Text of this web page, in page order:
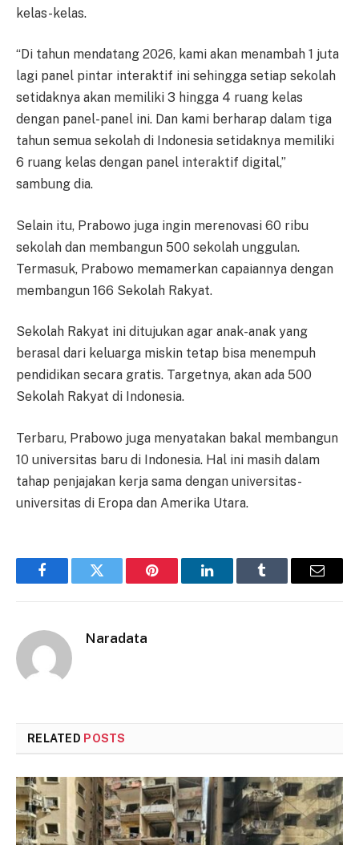
kelas-kelas.
“Di tahun mendatang 2026, kami akan menambah 1 juta
lagi panel pintar interaktif ini sehingga setiap sekolah
setidaknya akan memiliki 3 hingga 4 ruang kelas
dengan panel-panel ini. Dan kami berharap dalam tiga
tahun semua sekolah di Indonesia setidaknya memiliki
6 ruang kelas dengan panel interaktif digital,”
sambung dia.
Selain itu, Prabowo juga ingin merenovasi 60 ribu
sekolah dan membangun 500 sekolah unggulan.
Termasuk, Prabowo memamerkan capaiannya dengan
membangun 166 Sekolah Rakyat.
Sekolah Rakyat ini ditujukan agar anak-anak yang
berasal dari keluarga miskin tetap bisa menempuh
pendidikan secara gratis. Targetnya, akan ada 500
Sekolah Rakyat di Indonesia.
Terbaru, Prabowo juga menyatakan bakal membangun
10 universitas baru di Indonesia. Hal ini masih dalam
tahap penjajakan kerja sama dengan universitas-
universitas di Eropa dan Amerika Utara.
FacebookTwitter Pinterest LinkedInTumblr Email
Naradata
RELATED POSTS